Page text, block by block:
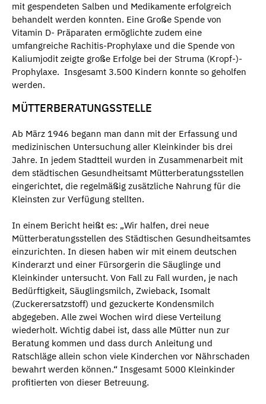
mit gespendeten Salben und Medikamente erfolgreich
behandelt werden konnten. Eine Große Spende von
Vitamin D- Präparaten ermöglichte zudem eine
umfangreiche Rachitis-Prophylaxe und die Spende von
Kaliumjodit zeigte große Erfolge bei der Struma (Kropf-)-
Prophylaxe. Insgesamt 3.500 Kindern konnte so geholfen
werden.
MÜTTERBERATUNGSSTELLE
Ab März 1946 begann man dann mit der Erfassung und
medizinischen Untersuchung aller Kleinkinder bis drei
Jahre. In jedem Stadtteil wurden in Zusammenarbeit mit
dem städtischen Gesundheitsamt Mütterberatungsstellen
eingerichtet, die regelmäßig zusätzliche Nahrung für die
Kleinsten zur Verfügung stellten.
In einem Bericht heißt es: „Wir halfen, drei neue
Mütterberatungsstellen des Städtischen Gesundheitsamtes
einzurichten. In diesen haben wir mit einem deutschen
Kinderarzt und einer Fürsorgerin die Säuglinge und
Kleinkinder untersucht. Von Fall zu Fall wurden, je nach
Bedürftigkeit, Säuglingsmilch, Zwieback, Isomalt
(Zuckerersatzstoff) und gezuckerte Kondensmilch
abgegeben. Alle zwei Wochen wird diese Verteilung
wiederholt. Wichtig dabei ist, dass alle Mütter nun zur
Beratung kommen und dass durch Anleitung und
Ratschläge allein schon viele Kinderchen vor Nährschaden
bewahrt werden können.“ Insgesamt 5000 Kleinkinder
profitierten von dieser Betreuung.